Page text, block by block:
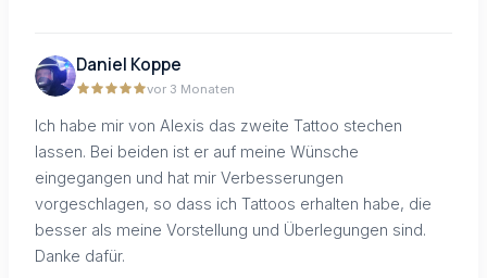
Daniel Koppe
vor 3 Monaten
Ich habe mir von Alexis das zweite Tattoo stechen
lassen. Bei beiden ist er auf meine Wünsche
eingegangen und hat mir Verbesserungen
vorgeschlagen, so dass ich Tattoos erhalten habe, die
besser als meine Vorstellung und Überlegungen sind.
Danke dafür.